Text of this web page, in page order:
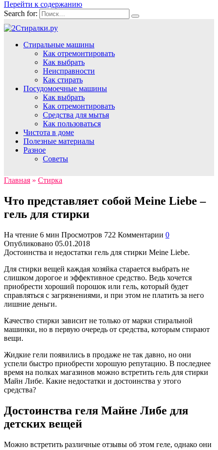
Перейти к содержанию
Search for:
Стиральные машины
Как отремонтировать
Как выбрать
Неисправности
Как стирать
Посудомоечные машины
Как выбрать
Как отремонтировать
Средства для мытья
Как пользоваться
Чистота в доме
Полезные материалы
Разное
Советы
Главная » Стирка
Что представляет собой Meine Liebe –
гель для стирки
На чтение 6 мин Просмотров 722 Комментарии 0
Опубликовано 05.01.2018
Достоинства и недостатки гель для стирки Meine Liebe.
Для стирки вещей каждая хозяйка старается выбрать не
слишком дорогое и эффективное средство. Ведь хочется
приобрести хороший порошок или гель, который будет
справляться с загрязнениями, и при этом не платить за него
лишние деньги.
Качество стирки зависит не только от марки стиральной
машинки, но в первую очередь от средства, которым стирают
вещи.
Жидкие гели появились в продаже не так давно, но они
успели быстро приобрести хорошую репутацию. В последнее
время на полках магазинов можно встретить гель для стирки
Майн Либе. Какие недостатки и достоинства у этого
средства?
Достоинства геля Майне Либе для
детских вещей
Можно встретить различные отзывы об этом геле, однако они